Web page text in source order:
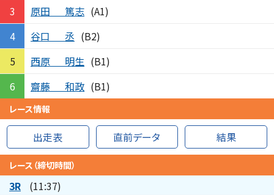
3
原田 篤志 (A1)
4
谷口 丞 (B2)
5
西原 明生 (B1)
6
齋藤 和政 (B1)
レース情報
出走表 直前データ 結果
レース（締切時間）
3R (11:37)